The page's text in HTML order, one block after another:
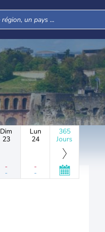
Dim
23
-
-
Lun
24
-
-
365
Jours